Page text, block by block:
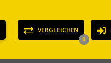
VERGLEICHEN
0